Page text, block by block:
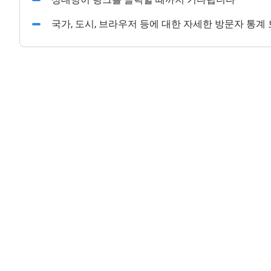
국가, 도시, 브라우저 등에 대한 자세한 방문자 통계